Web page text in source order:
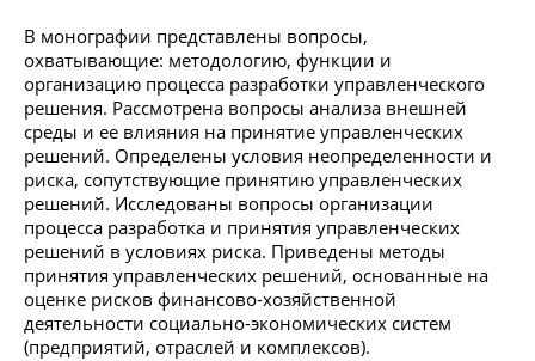
В монографии представлены вопросы,
охватывающие: методологию, функции и
организацию процесса разработки управленческого
решения. Рассмотрена вопросы анализа внешней
среды и ее влияния на принятие управленческих
решений. Определены условия неопределенности и
риска, сопутствующие принятию управленческих
решений. Исследованы вопросы организации
процесса разработка и принятия управленческих
решений в условиях риска. Приведены методы
принятия управленческих решений, основанные на
оценке рисков финансово-хозяйственной
деятельности социально-экономических систем
(предприятий, отраслей и комплексов).